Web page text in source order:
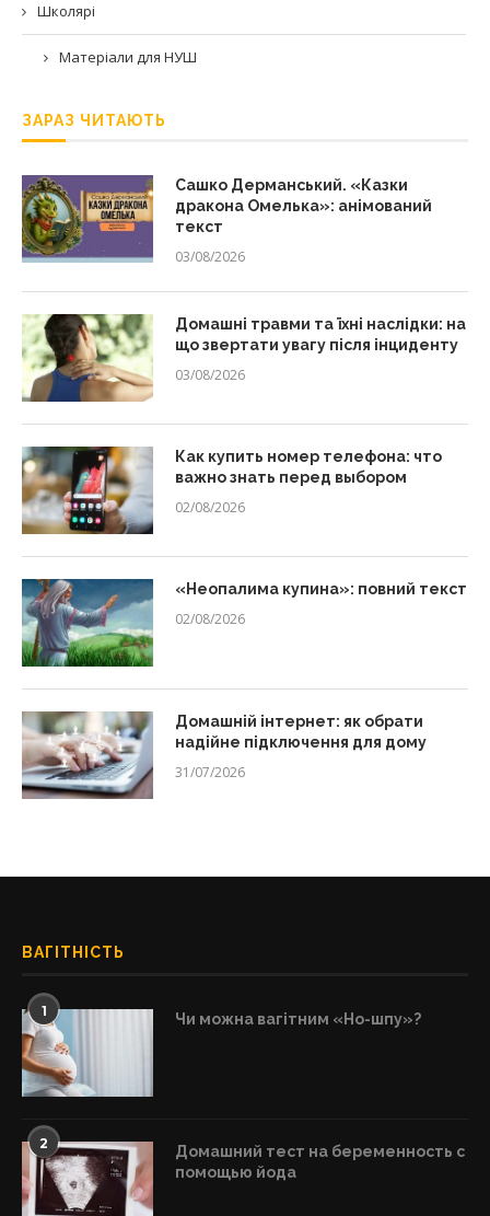
Школярі
Матеріали для НУШ
ЗАРАЗ ЧИТАЮТЬ
Сашко Дерманський. «Казки
дракона Омелька»: анімований
текст
03/08/2026
Домашні травми та їхні наслідки: на
що звертати увагу після інциденту
03/08/2026
Как купить номер телефона: что
важно знать перед выбором
02/08/2026
«Неопалима купина»: повний текст
02/08/2026
Домашній інтернет: як обрати
надійне підключення для дому
31/07/2026
ВАГІТНІСТЬ
1 Чи можна вагітним «Но-шпу»?
2
Домашний тест на беременность с
помощью йода